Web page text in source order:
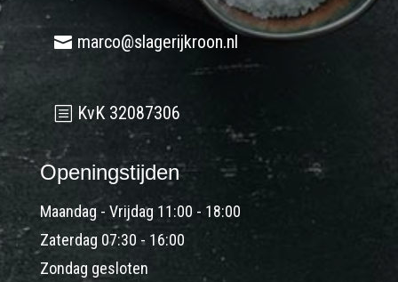
marco@slagerijkroon.nl
KvK 32087306
Openingstijden
Maandag - Vrijdag 11:00 - 18:00
Zaterdag 07:30 - 16:00
Zondag gesloten